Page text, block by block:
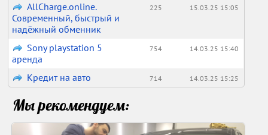
AllCharge.online.
Современный, быстрый и
надёжный обменник
225 15.03.25 15:05
Sony playstation 5
аренда
754 14.03.25 15:40
Кредит на авто 714 14.03.25 15:25
Мы рекомендуем: